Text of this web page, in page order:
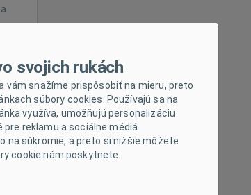
svojich rukách
vám snažíme prispôsobiť na mieru, preto
súbory cookies. Používajú sa na
využíva, umožňujú personalizáciu
reklamu a sociálne médiá.
na súkromie, a preto si nižšie môžete
cookie nám poskytnete.